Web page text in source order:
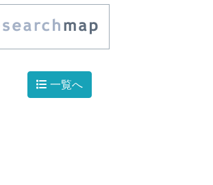
一覧へ